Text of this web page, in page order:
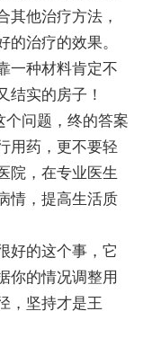
其他治疗方法，
的治疗的效果。
一种材料肯定不
结实的房子！
个问题，终的答案
用药，更不要轻
院，在专业医生
情，提高生活质
好的这个事，它
你的情况调整用
，坚持才是王